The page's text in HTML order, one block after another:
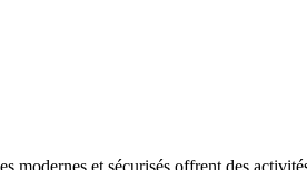
modernes et sécurisés offrent des